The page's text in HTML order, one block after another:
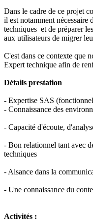
Dans le cadre de ce projet
il est notamment nécessaire
techniques et de préparer
aux utilisateurs de migrer
C'est dans ce contexte que
Expert technique afin de
Détails prestation
- Expertise SAS
- Connaissance des
- Capacité d'écoute,
- Bon relationnel tant avec
techniques
- Aisance dans la
- Une connaissance du
Activités :